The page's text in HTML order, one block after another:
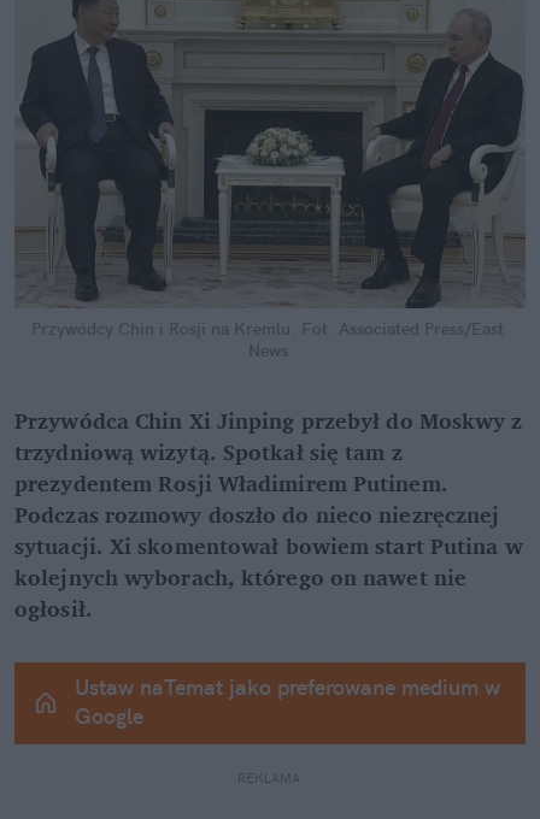
Przywódcy Chin i Rosji na Kremlu. Fot. Associated Press/East
News
Przywódca Chin Xi Jinping przebył do Moskwy z
trzydniową wizytą. Spotkał się tam z
prezydentem Rosji Władimirem Putinem.
Podczas rozmowy doszło do nieco niezręcznej
sytuacji. Xi skomentował bowiem start Putina w
kolejnych wyborach, którego on nawet nie
ogłosił.
Ustaw naTemat jako preferowane medium w
Google
REKLAMA